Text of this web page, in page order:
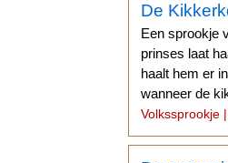
De
Een sprookje
prinses laat
haalt hem er
wanneer de
Volkssprookje